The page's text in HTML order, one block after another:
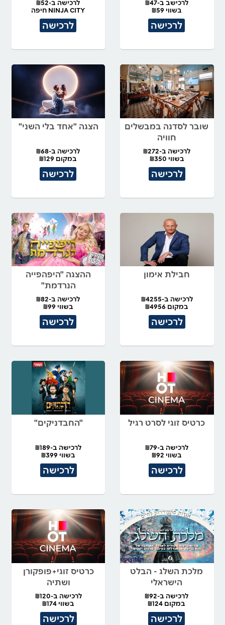
לרכישב ב-₪47
בשווי ₪59
לרכישה
לרכישה ב-₪52
NINJA CITY חיפה
לרכישה
שובר לסדנה במבשלים
חוויה
לרכישה ב-₪272
בשווי ₪350
לרכישה
הצגה "אחד בלי השני"
לרכישה ב-₪68
במקום ₪129
לרכישה
חבילת אימון
לרכישה ב-₪4255
במקום ₪4956
לרכישה
ההצגה "היפהפייה
הנרדמת"
לרכישה ב-₪82
בשווי ₪99
לרכישה
כרטיס זוגי לסרט רגיל
לרכישה ב-₪79
בשווי ₪92
לרכישה
"החבדניקים"
לרכישה ב-₪189
בשווי ₪399
לרכישה
מלכת השלג - הבלט
הישראלי
לרכישה ב-₪92
במקום ₪124
לרכישה
כרטיס זוגי+פופקורן
ושתיה
לרכישה ב-₪120
בשווי ₪174
לרכישה